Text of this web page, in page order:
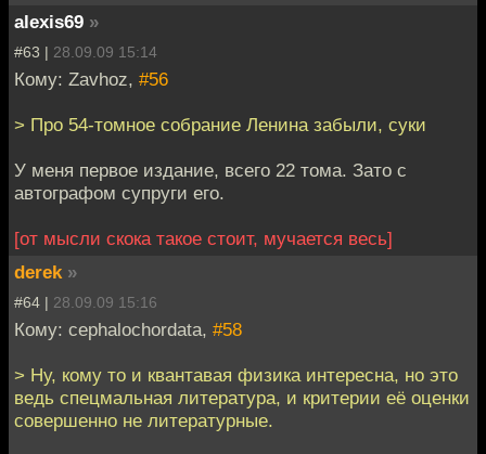
alexis69 »
#63 | 28.09.09 15:14
Кому: Zavhoz, #56
> Про 54-томное собрание Ленина забыли, суки
У меня первое издание, всего 22 тома. Зато с
автографом супруги его.
[от мысли скока такое стоит, мучается весь]
derek »
#64 | 28.09.09 15:16
Кому: cephalochordata, #58
> Ну, кому то и квантавая физика интересна, но это
ведь спецмальная литература, и критерии её оценки
совершенно не литературные.